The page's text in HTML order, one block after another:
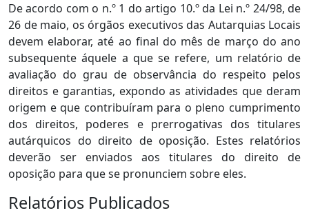
De acordo com o n.º 1 do artigo 10.º da Lei n.º 24/98, de
26 de maio, os órgãos executivos das Autarquias Locais
devem elaborar, até ao final do mês de março do ano
subsequente áquele a que se refere, um relatório de
avaliação do grau de observância do respeito pelos
direitos e garantias, expondo as atividades que deram
origem e que contribuíram para o pleno cumprimento
dos direitos, poderes e prerrogativas dos titulares
autárquicos do direito de oposição. Estes relatórios
deverão ser enviados aos titulares do direito de
oposição para que se pronunciem sobre eles.
Relatórios Publicados